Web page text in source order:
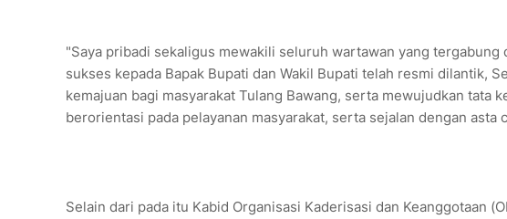
"Saya pribadi sekaligus mewakili seluruh wartawan yang tergabung
sukses kepada Bapak Bupati dan Wakil Bupati telah resmi dilantik,
kemajuan bagi masyarakat Tulang Bawang, serta mewujudkan tata
berorientasi pada pelayanan masyarakat, serta sejalan dengan asta
Selain dari pada itu Kabid Organisasi Kaderisasi dan Keanggotaan